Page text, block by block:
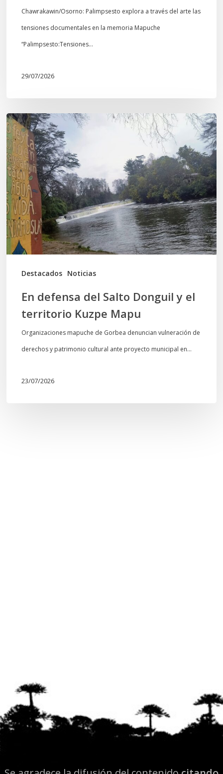
Chawrakawin/Osorno: Palimpsesto explora a través del arte las
tensiones documentales en la memoria Mapuche
“Palimpsesto:Tensiones…
29/07/2026
Destacados Noticias
En
defensa
del
Salto
Donguil
y
el
territorio
Kuzpe
Mapu
En defensa del Salto Donguil y el
territorio Kuzpe Mapu
Organizaciones mapuche de Gorbea denuncian vulneración de
derechos y patrimonio cultural ante proyecto municipal en…
23/07/2026